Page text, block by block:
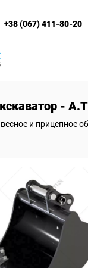
+38 (067) 411-80-20
-
и прицепное